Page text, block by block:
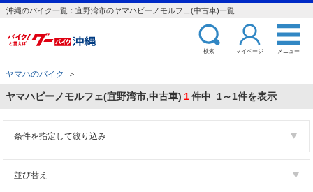
沖縄のバイク一覧：宜野湾市のヤマハビーノモルフェ(中古車)一覧
検索 マイページ メニュー
ヤマハのバイク ＞
ヤマハビーノモルフェ(宜野湾市,中古車) 1件中 1～1件を表示
条件を指定して絞り込み
並び替え